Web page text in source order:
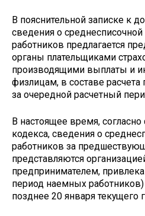
В пояснительной записке к
сведения о среднесписочной
работников предлагается
органы плательщиками
производящими выплаты и
физлицам, в составе
за очередной расчетный
В настоящее время, согласно
кодекса, сведения о
работников за
представляются
предпринимателем,
период наемных
позднее 20 января текущего